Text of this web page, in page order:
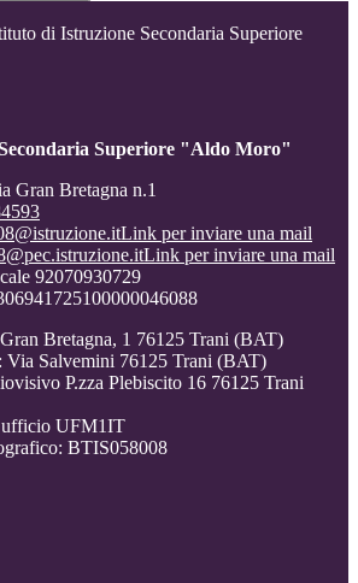
di Istruzione Secondaria Superiore
Superiore "Aldo Moro"
Gran Bretagna n.1
Link per inviare una mail
Link per inviare una mail
92070930729
Bretagna, 1 76125 Trani (BAT)
Via Salvemini 76125 Trani (BAT)
P.zza Plebiscito 16 76125 Trani
ufficio UFM1IT
BTIS058008